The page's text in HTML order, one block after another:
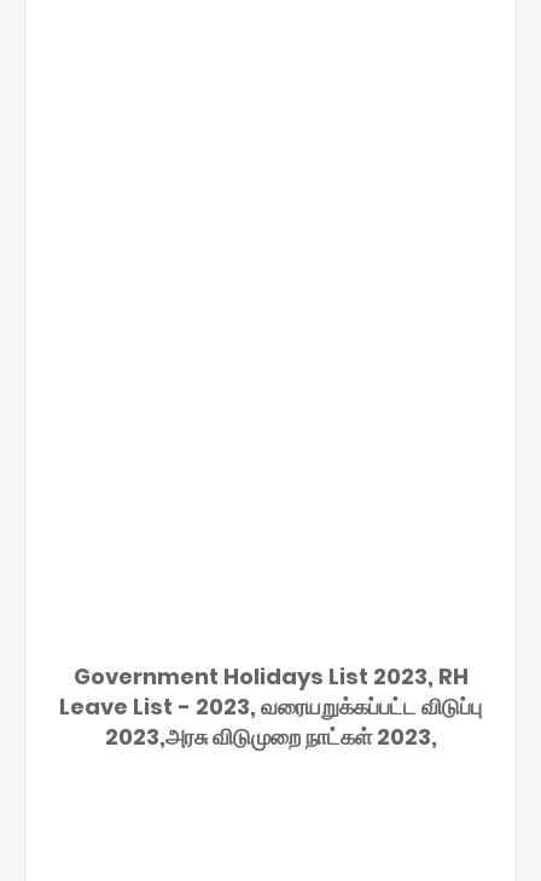
Government Holidays List 2023, RH
Leave List - 2023, வரையறுக்கப்பட்ட விடுப்பு
2023,அரசு விடுமுறை நாட்கள் 2023,